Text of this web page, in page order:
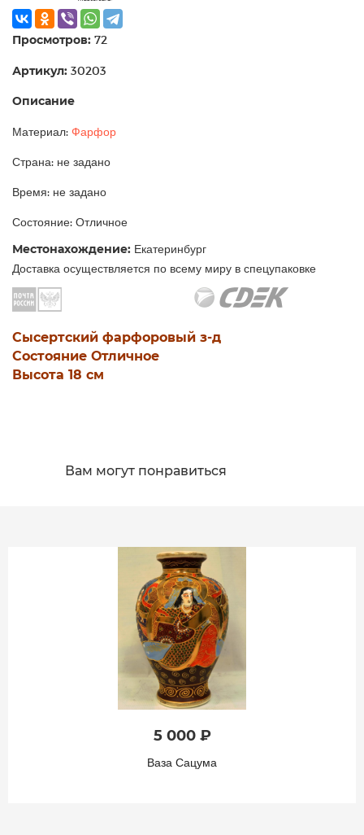
Просмотров: 72
Артикул: 30203
Описание
Материал: Фарфор
Страна: не задано
Время: не задано
Состояние: Отличное
Местонахождение: Екатеринбург
Доставка осуществляется по всему миру в спецупаковке
Сысертский фарфоровый з-д
Состояние Отличное
Высота 18 см
Вам могут понравиться
5 000 ₽
Ваза Сацума